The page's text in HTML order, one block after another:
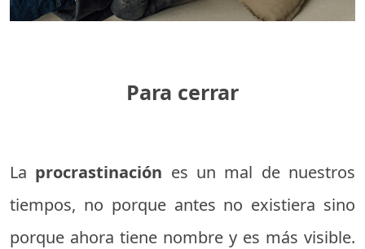
Para cerrar
La procrastinación es un mal de nuestros
tiempos, no porque antes no existiera sino
porque ahora tiene nombre y es más visible.